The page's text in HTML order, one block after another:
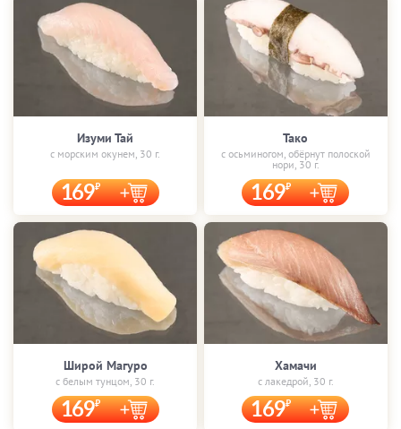
Изуми Тай
с морским окунем, 30 г.
169
Тако
с осьминогом, обёрнут полоской
нори, 30 г.
169
Широй Магуро
с белым тунцом, 30 г.
169
Хамачи
с лакедрой, 30 г.
169